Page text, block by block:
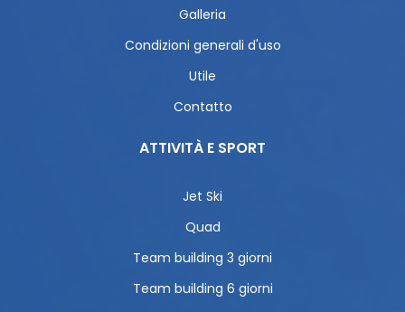
Galleria
Condizioni generali d'uso
Utile
Contatto
ATTIVITÀ E SPORT
Jet Ski
Quad
Team building 3 giorni
Team building 6 giorni